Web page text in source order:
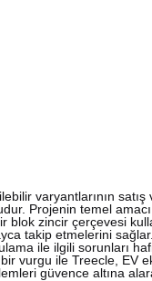
varyantlarının
Projenin temel
zincir çerçevesi
takip etmelerini
ile ilgili sorunları
vurgu ile Treecle, EV
güvence altına